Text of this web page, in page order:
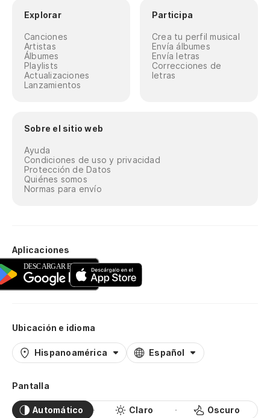
Explorar
Canciones
Artistas
Álbumes
Playlists
Actualizaciones
Lanzamientos
Participa
Crea tu perfil musical
Envía álbumes
Envía letras
Correcciones de
letras
Sobre el sitio web
Ayuda
Condiciones de uso y privacidad
Protección de Datos
Quiénes somos
Normas para envío
Aplicaciones
Ubicación e idioma
Hispanoamérica Español
Pantalla
Automático Claro Oscuro